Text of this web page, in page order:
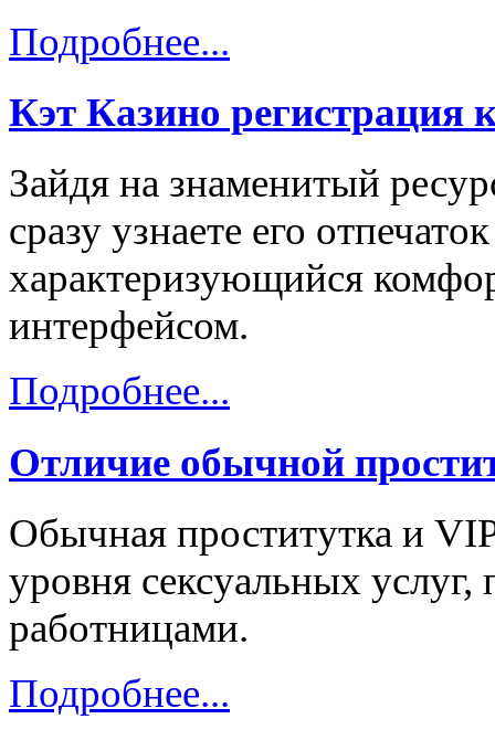
Подробнее...
Кэт Казино регистрация
Зайдя на знаменитый
сразу узнаете его
характеризующийся
интерфейсом.
Подробнее...
Отличие обычной
Обычная проститутка и
уровня сексуальных услуг,
работницами.
Подробнее...